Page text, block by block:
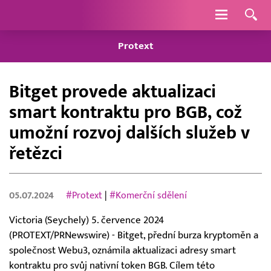
Navigace
Protext
Bitget provede aktualizaci
smart kontraktu pro BGB, což
umožní rozvoj dalších služeb v
řetězci
05.07.2024 #Protext |#Komerční sdělení
Victoria (Seychely) 5. července 2024
(PROTEXT/PRNewswire) - Bitget, přední burza kryptoměn a
společnost Webu3, oznámila aktualizaci adresy smart
kontraktu pro svůj nativní token BGB. Cílem této